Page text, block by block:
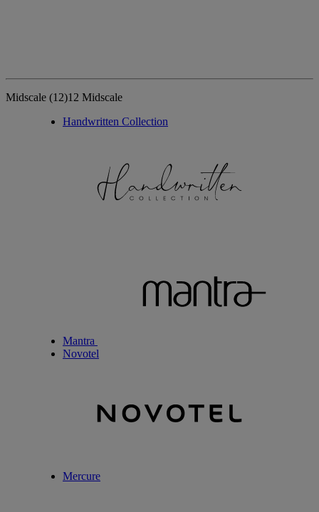
Midscale (12)12 Midscale
Handwritten Collection
Mantra
Novotel
Mercure